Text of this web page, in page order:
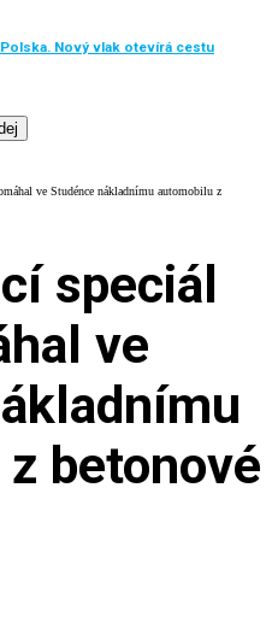
Nový vlak otevírá cestu
ve Studénce nákladnímu automobilu z
speciál
ve
betonové